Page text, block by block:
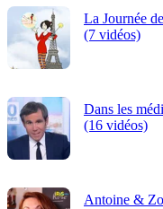
La Journée
(7 vidéos)
Dans les
(16 vidéos)
Antoine &